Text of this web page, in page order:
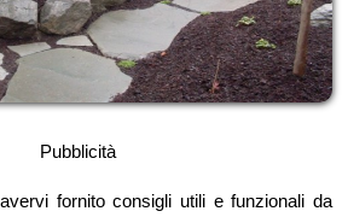
Pubblicità
fornito consigli utili e funzionali da